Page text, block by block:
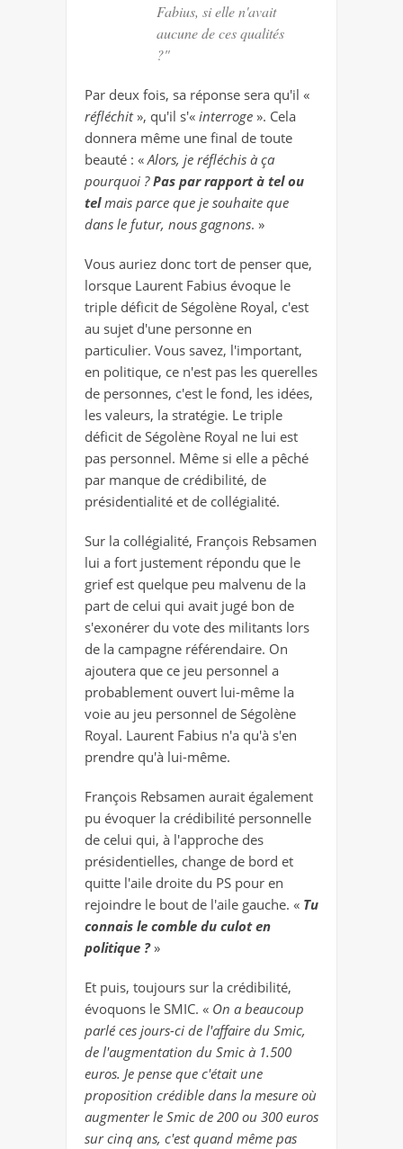
Fabius, si elle n'avait
aucune de ces qualités
?"
Par deux fois, sa réponse sera qu'il «
réfléchit», qu'il s'« interroge ». Cela
donnera même une final de toute
beauté : « Alors, je réfléchis à ça
pourquoi ?Pas par rapport à tel ou
telmais parce que je souhaite que
dans le futur, nous gagnons. »
Vous auriez donc tort de penser que,
lorsque Laurent Fabius évoque le
triple déficit de Ségolène Royal, c'est
au sujet d'une personne en
particulier. Vous savez, l'important,
en politique, ce n'est pas les querelles
de personnes, c'est le fond, les idées,
les valeurs, la stratégie. Le triple
déficit de Ségolène Royal ne lui est
pas personnel. Même si elle a pêché
par manque de crédibilité, de
présidentialité et de collégialité.
Sur la collégialité, François Rebsamen
lui a fort justement répondu que le
grief est quelque peu malvenu de la
part de celui qui avait jugé bon de
s'exonérer du vote des militants lors
de la campagne référendaire. On
ajoutera que ce jeu personnel a
probablement ouvert lui-même la
voie au jeu personnel de Ségolène
Royal. Laurent Fabius n'a qu'à s'en
prendre qu'à lui-même.
François Rebsamen aurait également
pu évoquer la crédibilité personnelle
de celui qui, à l'approche des
présidentielles, change de bord et
quitte l'aile droite du PS pour en
rejoindre le bout de l'aile gauche. « Tu
connais le comble du culot en
politique ?»
Et puis, toujours sur la crédibilité,
évoquons le SMIC. « On a beaucoup
parlé ces jours-ci de l'affaire du Smic,
de l'augmentation du Smic à 1.500
euros. Je pense que c'était une
proposition crédible dans la mesure où
augmenter le Smic de 200 ou 300 euros
sur cinq ans, c'est quand même pas